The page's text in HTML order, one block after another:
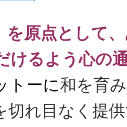
を原点として
けるよう心の
トーに和を育
切れ目なく提